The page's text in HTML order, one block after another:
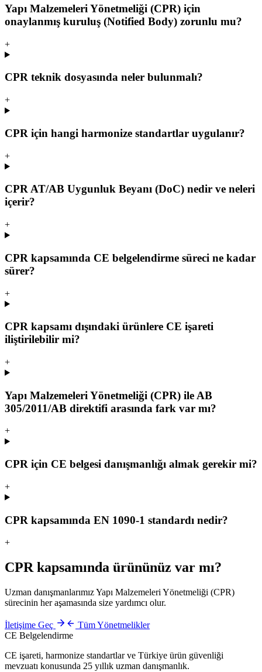
Yapı Malzemeleri Yönetmeliği (CPR) için
onaylanmış kuruluş (Notified Body) zorunlu mu?
+
CPR teknik dosyasında neler bulunmalı?
+
CPR için hangi harmonize standartlar uygulanır?
+
CPR AT/AB Uygunluk Beyanı (DoC) nedir ve neleri
içerir?
+
CPR kapsamında CE belgelendirme süreci ne kadar
sürer?
+
CPR kapsamı dışındaki ürünlere CE işareti
iliştirilebilir mi?
+
Yapı Malzemeleri Yönetmeliği (CPR) ile AB
305/2011/AB direktifi arasında fark var mı?
+
CPR için CE belgesi danışmanlığı almak gerekir mi?
+
CPR kapsamında EN 1090-1 standardı nedir?
+
CPR kapsamında ürününüz var mı?
Uzman danışmanlarımızYapı Malzemeleri Yönetmeliği (CPR)
sürecinin her aşamasında size yardımcı olur.
İletişime Geç
Tüm Yönetmelikler
CE Belgelendirme
CE işareti, harmonize standartlar ve Türkiye ürün güvenliği
mevzuatı konusunda 25 yıllık uzman danışmanlık.